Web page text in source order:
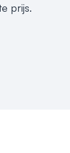
prijs.